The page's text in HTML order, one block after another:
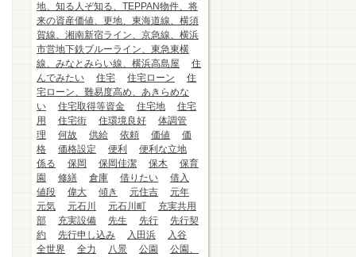
地、知る人ぞ知る、TEPPAN物件、将
来の資産価値、更地、東海道線、横須
賀線、湘南新宿ライン、京急線、横浜
市営地下鉄ブルーライン、東急東横
線、みなとみらい線、横浜高島屋
住
んでみたい
住宅 住宅ローン
住
宅ローン、難易度高め、あきらめな
い
住宅取得等資金 住宅地
住宅
用
住宅街 住環境良好
体調管
理
何故 供給 依頼 価値
価
格
価格設定 便利
便利な立地
係る
保岡 保岡佳潔 保木
保育
園
修繕 倉庫 借りたい
借入
値段
偉大 傾き 元住吉
元年
元気
元石川 元石川町
充実共用
部
充実設備 先生 先行
先行契
約
先行申し込み 入田浜
入谷
全世界
全力 八景 公園
公園、